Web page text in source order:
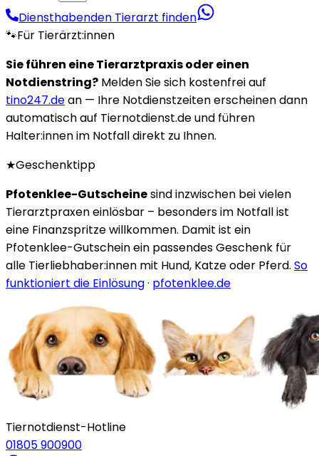
Diensthabenden Tierarzt finden
🐾Für Tierärzt:innen
Sie führen eine Tierarztpraxis oder einen
Notdienstring? Melden Sie sich kostenfrei auf
tino247.dean — Ihre Notdienstzeiten erscheinen dann
automatisch auf Tiernotdienst.de und führen
Halter:innen im Notfall direkt zu Ihnen.
★Geschenktipp
Pfotenklee-Gutscheinesind inzwischen bei vielen
Tierarztpraxen einlösbar – besonders im Notfall ist
eine Finanzspritze willkommen. Damit ist ein
Pfotenklee-Gutschein ein passendes Geschenk für
alle Tierliebhaber:innen mit Hund, Katze oder Pferd. So
funktioniert die Einlösung· pfotenklee.de
Tiernotdienst-Hotline
01805 900900